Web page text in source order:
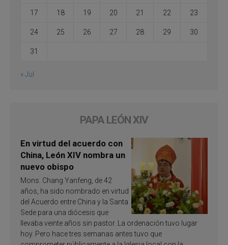
17 18 19 20 21 22 23
24 25 26 27 28 29 30
31
« Jul
PAPA LEÓN XIV
En virtud del acuerdo con
China, León XIV nombra un
nuevo obispo
Mons. Chang Yanfeng, de 42
años, ha sido nombrado en virtud
del Acuerdo entre China y la Santa
Sede para una diócesis que
llevaba veinte años sin pastor. La ordenación tuvo lugar
hoy. Pero hace tres semanas antes tuvo que